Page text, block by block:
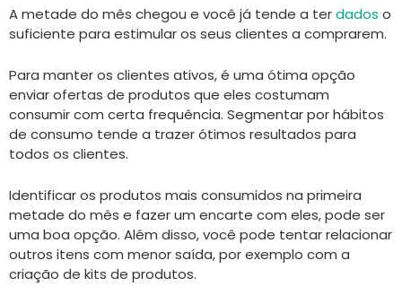
A metade do mês chegou e você já tende a terdados o
suficiente para estimular os seus clientes a comprarem.
Para manter os clientes ativos, é uma ótima opção
enviar ofertas de produtos que eles costumam
consumir com certa frequência. Segmentar por hábitos
de consumo tende a trazer ótimos resultados para
todos os clientes.
Identificar os produtos mais consumidos na primeira
metade do mês e fazer um encarte com eles, pode ser
uma boa opção. Além disso, você pode tentar relacionar
outros itens com menor saída, por exemplo com a
criação de kits de produtos.